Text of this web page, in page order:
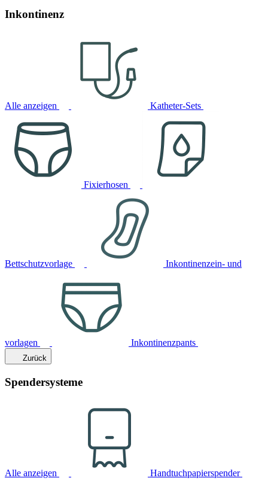
Inkontinenz
Alle anzeigen Katheter-Sets
Fixierhosen
Bettschutzvorlage Inkontinenzein- und
vorlagen Inkontinenzpants
Zurück
Spendersysteme
Alle anzeigen Handtuchpapierspender